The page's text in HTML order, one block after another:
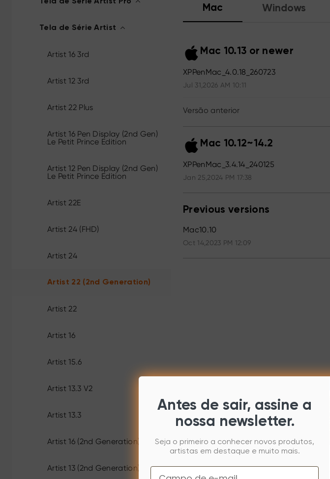
Tela de Série Artist
Artist 16 3rd
Artist 12 3rd
Artist 22 Plus
Artist 16 Pen Display (2nd Gen)
Le Petit Prince Edition
Artist 12 Pen Display (2nd Gen)
Le Petit Prince Edition
Artist 22E
Artist 24 (FHD)
Artist 24
Artist 22 (2nd Generation)
Artist 22
Artist 16
Artist 15.6
Artist 13.3 V2
Artist 13.3
Artist 16 (2nd Generation)
Artist 13 (2nd Generation)
Mac Windows
Mac 10.13 or newer
XPPenMac_4.0.18_260723
Jul 31,2026 AM 10:11
Versão anterior
Mac 10.12~14.2
XPPenMac_3.4.14_240125
Jan 25,2024 PM 17:38
Previous versions
Mac10.10
Oct 14,2023 PM 12:09
Antes de sair, assine a
nossa newsletter.
Seja o primeiro a conhecer novos produtos,
artistas em destaque e muito mais.
Email